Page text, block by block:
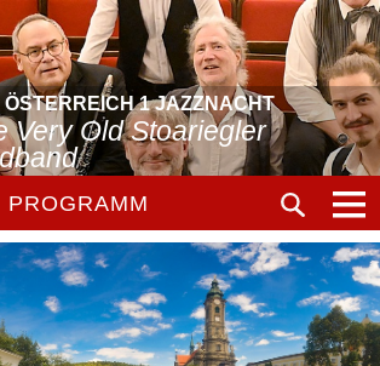
ÖSTERREICH 1 JAZZNACHT
Very Old Stoariegler
PROGRAMM